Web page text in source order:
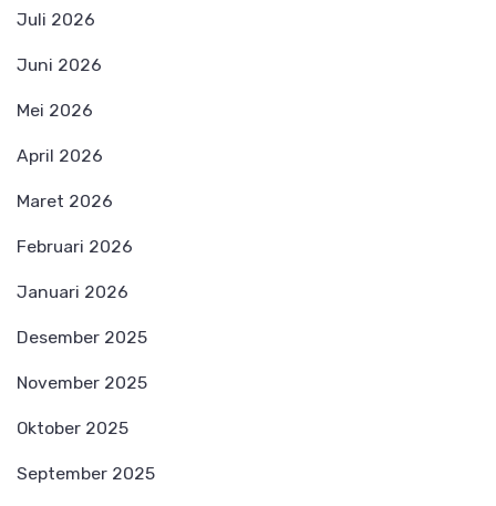
Juli 2026
Juni 2026
Mei 2026
April 2026
Maret 2026
Februari 2026
Januari 2026
Desember 2025
November 2025
Oktober 2025
September 2025